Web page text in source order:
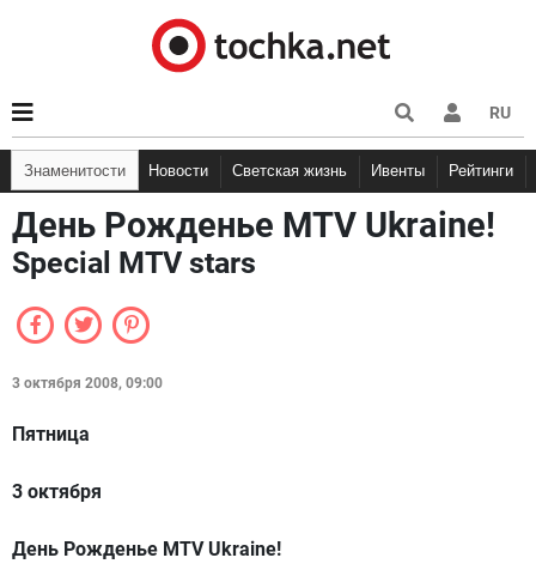
RU
Знаменитости Новости Светская жизнь Ивенты Рейтинги
День Рожденье MTV Ukraine!
Special MTV stars
3 октября 2008, 09:00
Пятница
3 октября
День Рожденье MTV Ukraine!